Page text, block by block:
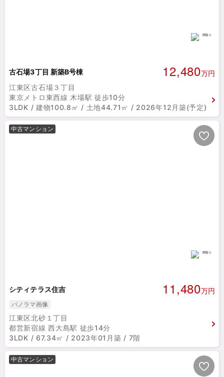
古石場3丁目 新築B号棟 12,480万円
江東区古石場３丁目
東京メトロ東西線 木場駅 徒歩10分
3LDK / 建物100.8㎡ / 土地44.71㎡ / 2026年12月築(予定)
中古マンション
シティテラス住吉 11,480万円
パノラマ画像
江東区北砂１丁目
都営新宿線 西大島駅 徒歩14分
3LDK / 67.34㎡ / 2023年01月築 / 7階
中古マンション